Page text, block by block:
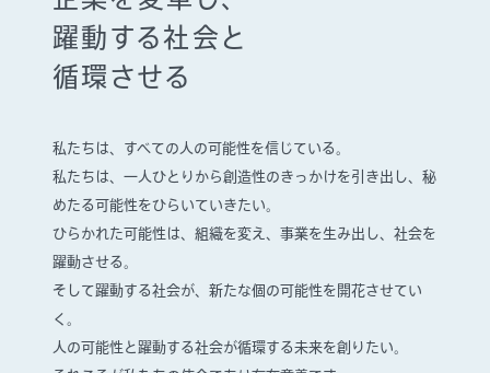
躍動する社会と
循環させる
私たちは、すべての人の可能性を信じている。
私たちは、一人ひとりから創造性のきっかけを引き出し、 秘
めたる可能性をひらいていきたい。
ひらかれた可能性は、組織を変え、事業を生み出し、社会を
躍動させる。
そして躍動する社会が、新たな個の可能性を開花させてい
く。
人の可能性と躍動する社会が循環する未来を創りたい。